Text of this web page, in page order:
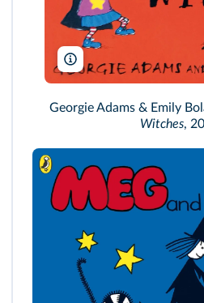
From The Three Little
Victoria Embankment,
Georgie Adams & Emily
Witches,